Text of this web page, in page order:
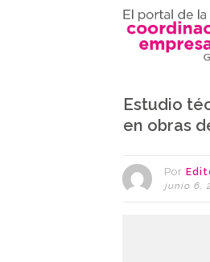
Estudio
en obras
Por
junio 6,